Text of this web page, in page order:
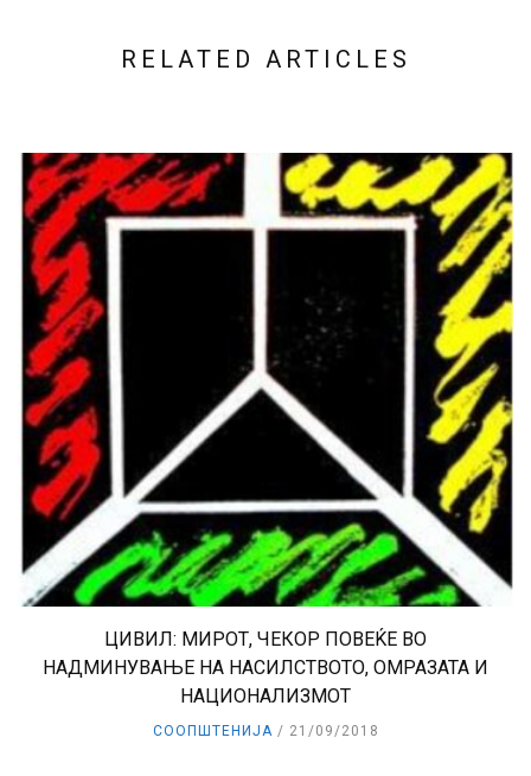
RELATED ARTICLES
ЦИВИЛ: МИРОТ, ЧЕКОР ПОВЕЌЕ ВО
НАДМИНУВАЊЕ НА НАСИЛСТВОТО, ОМРАЗАТА И
НАЦИОНАЛИЗМОТ
СООПШТЕНИЈА 21/09/2018